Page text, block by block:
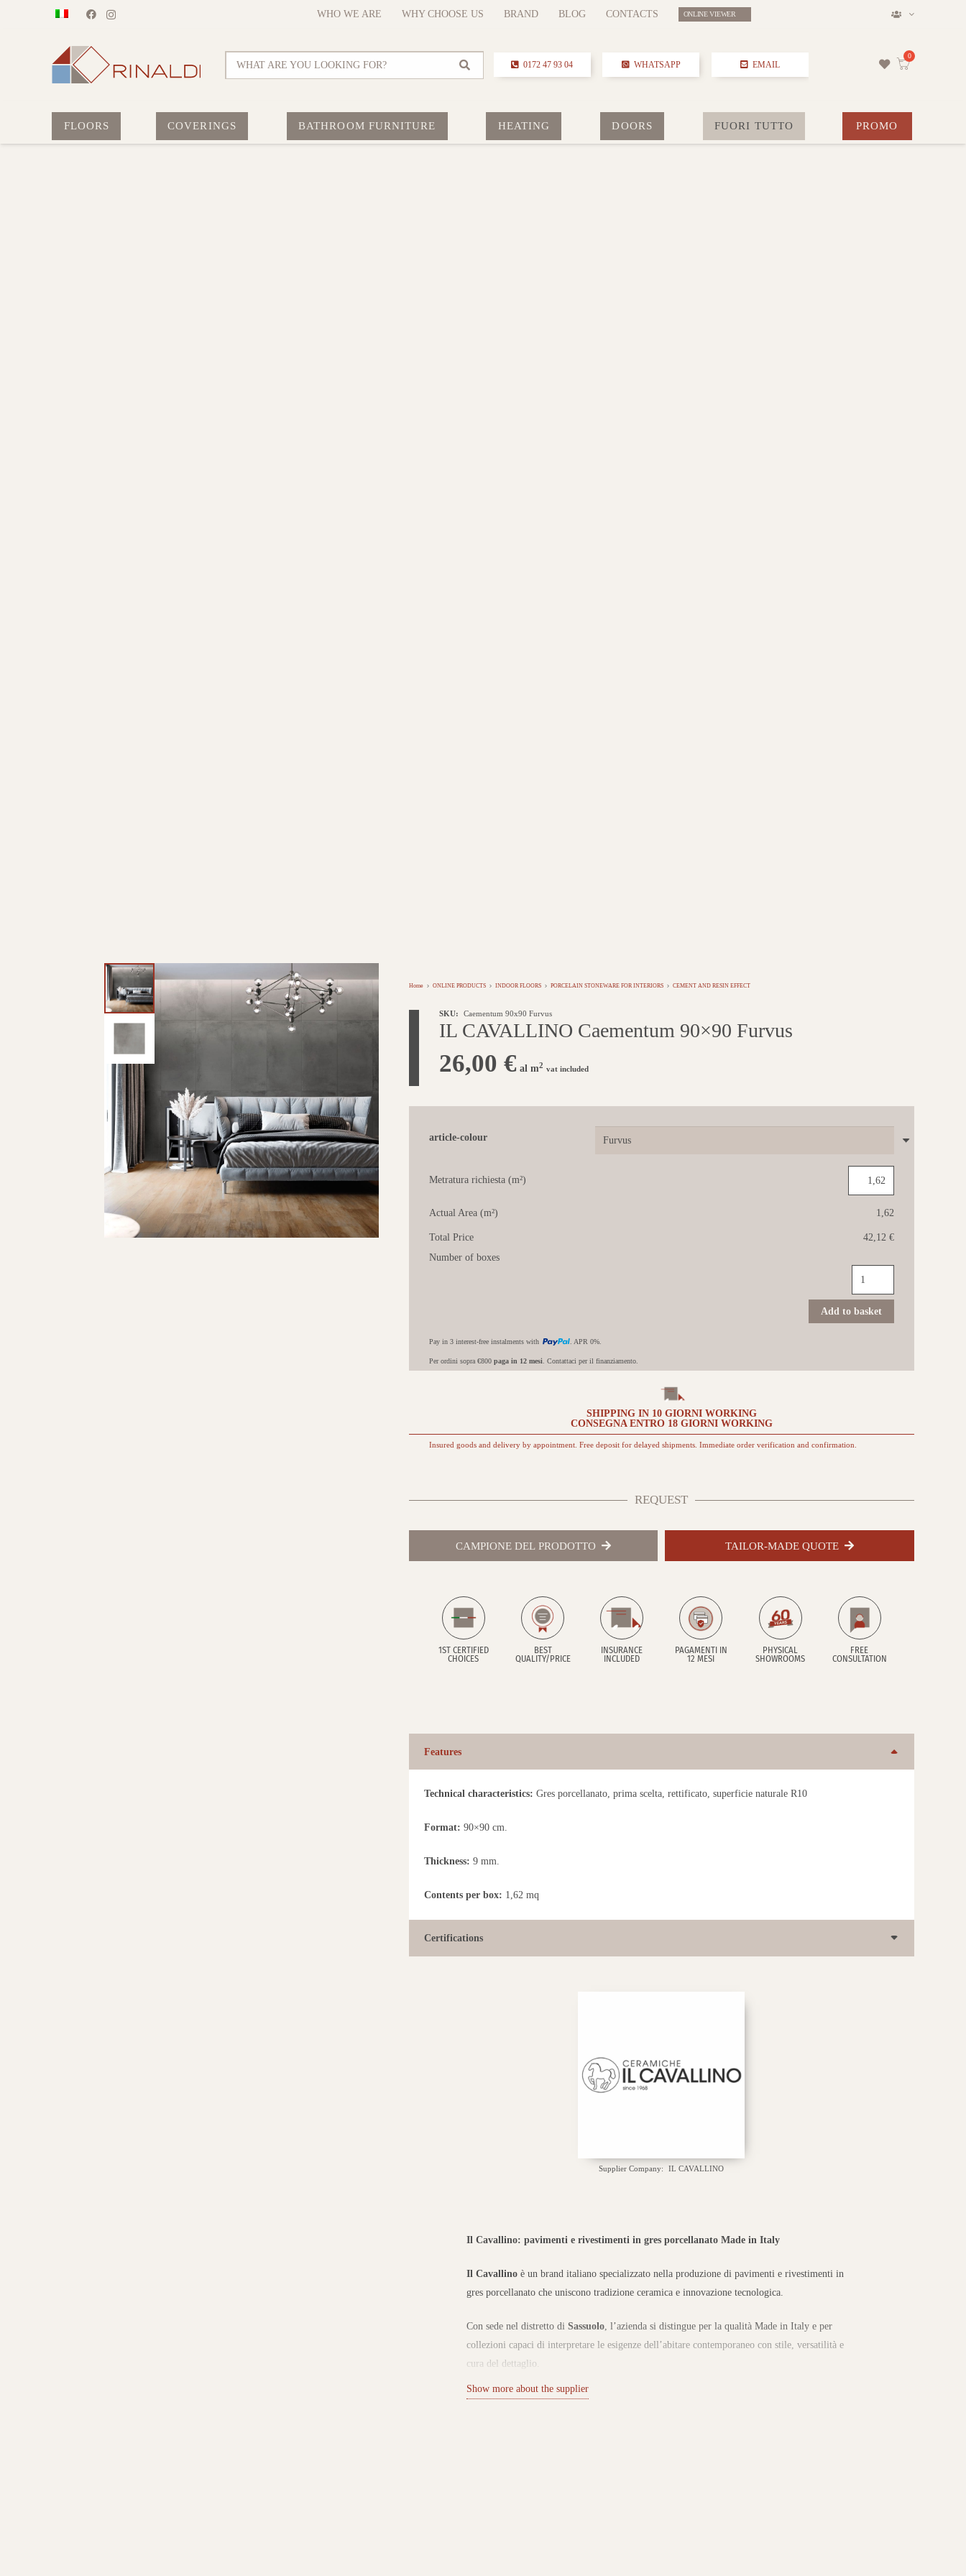
ONLINE VIEWER
CONTACTS
BLOG
BRAND
WHY CHOOSE US
WHO WE ARE
WHAT ARE YOU LOOKING FOR? 0172 47 93 04 WHATSAPP EMAIL
PROMO
FUORI TUTTO
DOORS
HEATING
BATHROOM FURNITURE
COVERINGS
FLOORS
Home ONLINE PRODUCTS INDOOR FLOORS PORCELAIN STONEWARE FOR INTERIORS CEMENT AND RESIN EFFECT
SKU: Caementum 90x90 Furvus
IL CAVALLINO Caementum 90×90 Furvus
26,00 € al m2 vat included
article-colour
Metratura richiesta (m²)
Actual Area (m²) 1,62
Total Price 42,12 €
CAVALLINO
Caementum
90x90
Furvus
Add to basket
Number of boxes
Pay in 3 interest-free instalments with . APR 0%.
Per ordini sopra €800 paga in 12 mesi . Contattaci per il finanziamento.
SHIPPING IN 10 GIORNI WORKING
CONSEGNA ENTRO 18 GIORNI WORKING
Insured goods and delivery by appointment. Free deposit for delayed shipments. Immediate order verification and confirmation.
REQUEST
CAMPIONE DEL PRODOTTO TAILOR-MADE QUOTE
1ST CERTIFIED
CHOICES
BEST
QUALITY/PRICE
INSURANCE
INCLUDED
PAGAMENTI IN
12 MESI
PHYSICAL
SHOWROOMS
FREE
CONSULTATION
Features
Technical characteristics: Gres porcellanato, prima scelta, rettificato, superficie naturale R10
Format: 90×90 cm.
Thickness: 9 mm.
Contents per box: 1,62 mq
Certifications
Supplier Company: IL CAVALLINO
Il Cavallino: pavimenti e rivestimenti in gres porcellanato Made in Italy
Il Cavallinoè un brand italiano specializzato nella produzione di pavimenti e rivestimenti in
gres porcellanato che uniscono tradizione ceramica e innovazione tecnologica.
Con sede nel distretto di Sassuolo, l’azienda si distingue per la qualità Made in Italy e per
collezioni capaci di interpretare le esigenze dell’abitare contemporaneo con stile, versatilità e
cura del dettaglio.
Collezioni per interni ed esterni
Show more about the supplier